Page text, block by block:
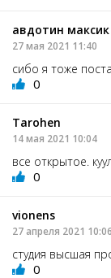
авдотин максик
27 мая 2021 11:40
сибо я тоже
0
Tarohen
14 мая 2021 10:04
все открытое.
0
vionens
27 апреля 2021 10:06
студия высшая
0